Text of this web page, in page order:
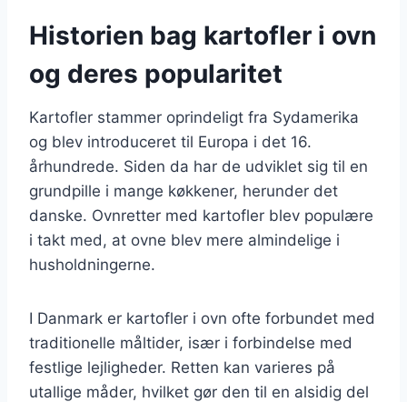
Historien bag kartofler i ovn
og deres popularitet
Kartofler stammer oprindeligt fra Sydamerika
og blev introduceret til Europa i det 16.
århundrede. Siden da har de udviklet sig til en
grundpille i mange køkkener, herunder det
danske. Ovnretter med kartofler blev populære
i takt med, at ovne blev mere almindelige i
husholdningerne.
I Danmark er kartofler i ovn ofte forbundet med
traditionelle måltider, især i forbindelse med
festlige lejligheder. Retten kan varieres på
utallige måder, hvilket gør den til en alsidig del